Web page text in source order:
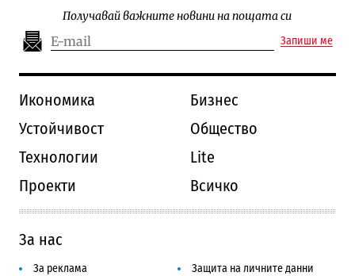
Получавай важните новини на пощата си
Запиши ме
Икономика
Бизнес
Устойчивост
Общество
Технологии
Lite
Проекти
Всичко
За нас
За реклама Защита на личните данни